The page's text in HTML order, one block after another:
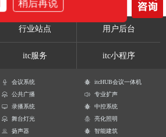
行业站点 用户后台
itc服务 itc小程序
会议系统
itcHUB会议一体机
公共广播
专业扩声
录播系统
中控系统
舞台灯光
亮化照明
扬声器
智能建筑
稍后再说